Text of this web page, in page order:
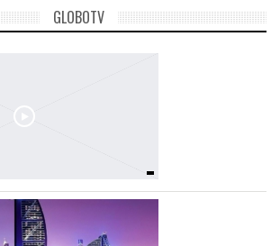
GLOBOTV